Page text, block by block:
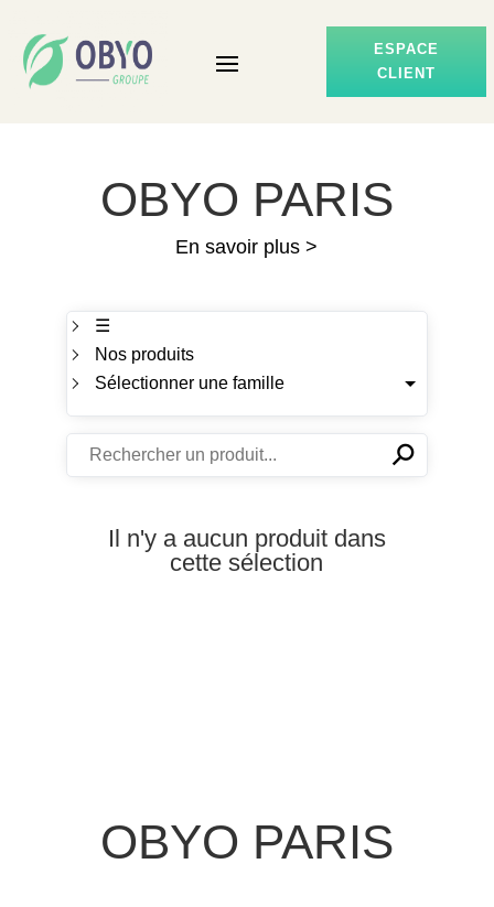
ESPACE
CLIENT
OBYO PARIS
En savoir plus >
☰
Nos produits
Sélectionner une famille
✕⚲
Il n'y a aucun produit dans
cette sélection
OBYO PARIS